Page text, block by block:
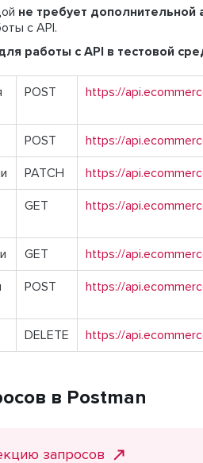
не требует дополнительной
с API.
работы с API в тестовой
POST https://
POST https://
PATCH https://
GET https://
GET https://
POST https://
DELETE https://
в Postman
запросов